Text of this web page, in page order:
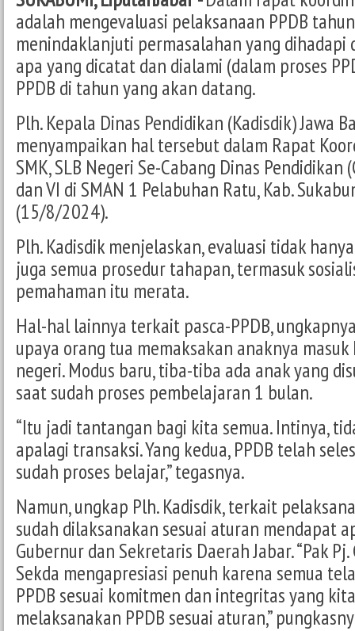
adalah mengevaluasi pelaksanaan PPDB
menindaklanjuti permasalahan yang dihadapi
apa yang dicatat dan dialami (dalam proses
PPDB di tahun yang akan datang.
Plh. Kepala Dinas Pendidikan (Kadisdik) Jawa
menyampaikan hal tersebut dalam Rapat
SMK, SLB Negeri Se-Cabang Dinas Pendidikan
dan VI di SMAN 1 Pelabuhan Ratu, Kab.
(15/8/2024).
Plh. Kadisdik menjelaskan, evaluasi tidak
juga semua prosedur tahapan, termasuk
pemahaman itu merata.
Hal-hal lainnya terkait pasca-PPDB,
upaya orang tua memaksakan anaknya
negeri. Modus baru, tiba-tiba ada anak yang
saat sudah proses pembelajaran 1 bulan.
“Itu jadi tantangan bagi kita semua. Intinya,
apalagi transaksi. Yang kedua, PPDB telah
sudah proses belajar,” tegasnya.
Namun, ungkap Plh. Kadisdik, terkait
sudah dilaksanakan sesuai aturan mendapat
Gubernur dan Sekretaris Daerah Jabar. “Pak
Sekda mengapresiasi penuh karena semua
PPDB sesuai komitmen dan integritas yang
melaksanakan PPDB sesuai aturan,”